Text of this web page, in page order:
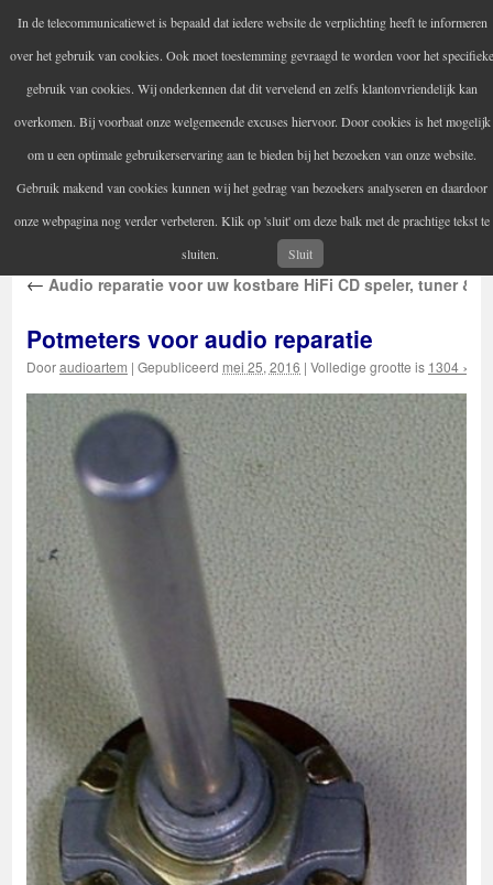
Audio Artem
Uw versterker-audio reparateur
Spring
Home Audio reparatie
Vintage audioapparatuur
← Audio reparatie voor uw kostbare HiFi CD speler, tuner &
Potmeters voor audio reparatie
Dooraudioartem | Gepubliceerd mei 25, 2016 | Volledige grootte is 1304 ×
In de telecommunicatiewet is bepaald dat iedere website de verplichting heeft te informeren
over het gebruik van cookies. Ook moet toestemming gevraagd te worden voor het specifieke
gebruik van cookies. Wij onderkennen dat dit vervelend en zelfs klantonvriendelijk kan
overkomen. Bij voorbaat onze welgemeende excuses hiervoor. Door cookies is het mogelijk
om u een optimale gebruikerservaring aan te bieden bij het bezoeken van onze website.
Gebruik makend van cookies kunnen wij het gedrag van bezoekers analyseren en daardoor
onze webpagina nog verder verbeteren. Klik op 'sluit' om deze balk met de prachtige tekst te
sluiten.
Sluit